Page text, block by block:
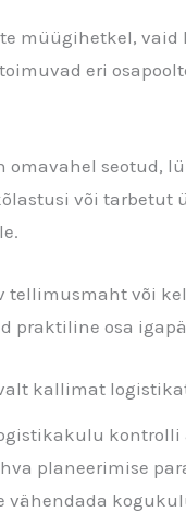
müügihetkel,
eri
omavahel seotud,
või
tellimusmaht või
osa
kallimat
planeerimise
vähendada